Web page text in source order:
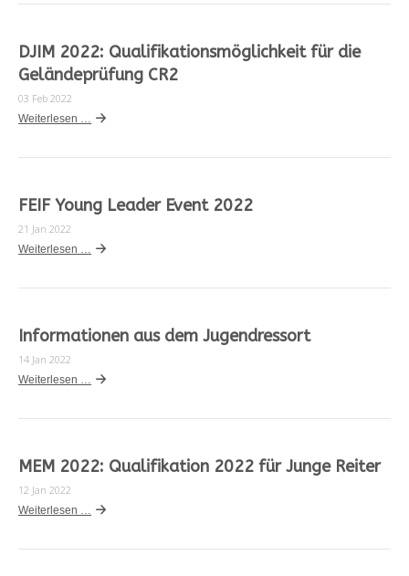
DJIM 2022: Qualifikationsmöglichkeit für die
Geländeprüfung CR2
03 Feb 2022
Weiterlesen …
FEIF Young Leader Event 2022
21 Jan 2022
Weiterlesen …
Informationen aus dem Jugendressort
14 Jan 2022
Weiterlesen …
MEM 2022: Qualifikation 2022 für Junge Reiter
12 Jan 2022
Weiterlesen …